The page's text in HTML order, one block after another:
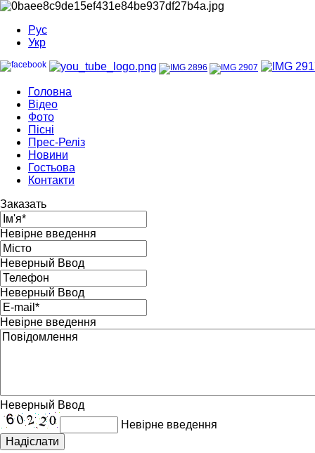
Рус
Укр
Головна
Відео
Фото
Пісні
Прес-Реліз
Новини
Гостьова
Контакти
Заказать
Невірне введення
Неверный Ввод
Неверный Ввод
Невірне введення
Неверный Ввод
Невірне введення
Надіслати